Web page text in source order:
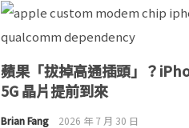
蘋果「拔掉高通插頭」？
5G 晶片提前到來
Brian Fang 2026 年 7 月 30 日